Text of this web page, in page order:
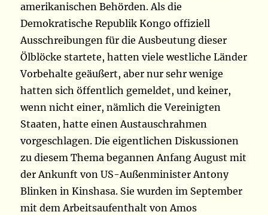
amerikanischen Behörden. Als die
Demokratische Republik Kongo offiziell
Ausschreibungen für die Ausbeutung dieser
Ölblöcke startete, hatten viele westliche Länder
Vorbehalte geäußert, aber nur sehr wenige
hatten sich öffentlich gemeldet, und keiner,
wenn nicht einer, nämlich die Vereinigten
Staaten, hatte einen Austauschrahmen
vorgeschlagen. Die eigentlichen Diskussionen
zu diesem Thema begannen Anfang August mit
der Ankunft von US-Außenminister Antony
Blinken in Kinshasa. Sie wurden im September
mit dem Arbeitsaufenthalt von Amos